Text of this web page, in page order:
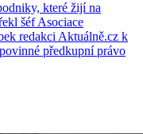
které žijí na
šéf Asociace
redakci Aktuálně.cz k
předkupní právo